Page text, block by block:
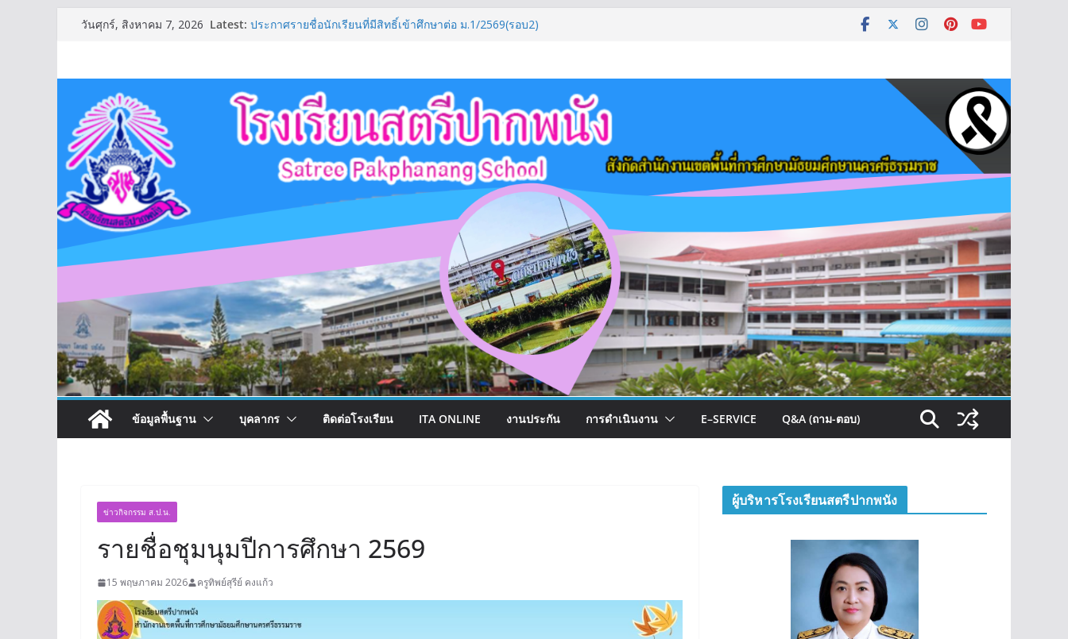
วันศุกร์, สิงหาคม 7, 2026 Latest: ประกาศรายชื่อนักเรียนที่มีสิทธิ์เข้าศึกษาต่อ ม.1/2569(รอบ2)
ประกาศรายชื่อนักเรียนที่มีสิทธิ์เข้าศึกษาต่อระดับชั้น ม.4/2569
(รอบ2)
ข้อมูลพื้นฐาน บุคลากร ติดต่อโรงเรียน ITA ONLINE งานประกัน การดำเนินงาน E–SERVICE Q&A (ถาม-ตอบ)
ข่าวกิจกรรม ส.ป.น.
รายชื่อชุมนุมปีการศึกษา 2569
15 พฤษภาคม 2026 ครูทิพย์สุรีย์ คงแก้ว
ผู้บริหารโรงเรียนสตรีปากพนัง